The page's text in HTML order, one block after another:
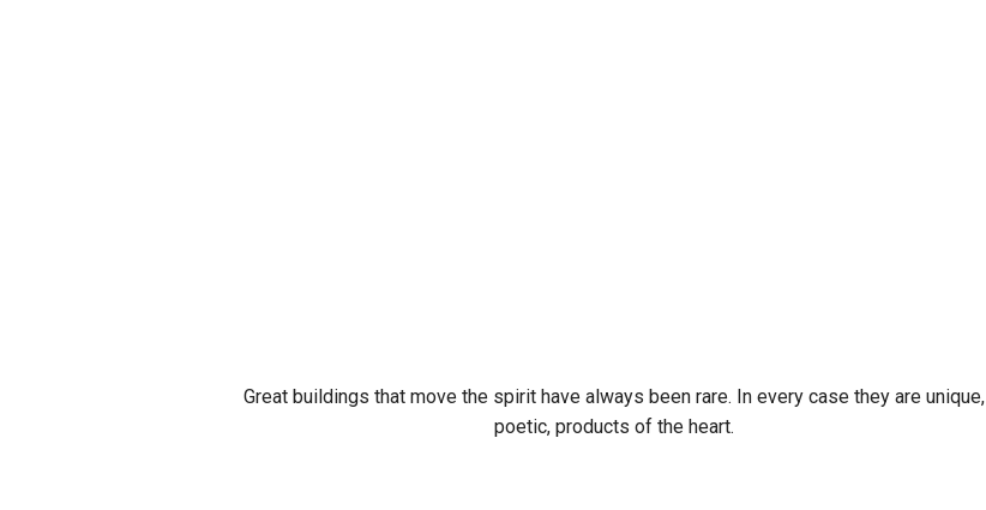
Great buildings that move the spirit have always been rare. In every case they are unique,
poetic, products of the heart.